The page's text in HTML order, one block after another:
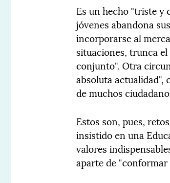
Es un hecho "triste y
jóvenes abandona
incorporarse al
situaciones, trunca
conjunto". Otra
absoluta actualidad",
de muchos
Estos son, pues,
insistido en una
valores
aparte de